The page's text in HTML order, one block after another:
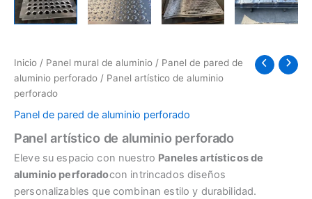
Inicio / Panel mural de aluminio / Panel de pared de
aluminio perforado / Panel artístico de aluminio
perforado
Panel de pared de aluminio perforado
Panel artístico de aluminio perforado
Eleve su espacio con nuestro Paneles artísticos de
aluminio perforadocon intrincados diseños
personalizables que combinan estilo y durabilidad.